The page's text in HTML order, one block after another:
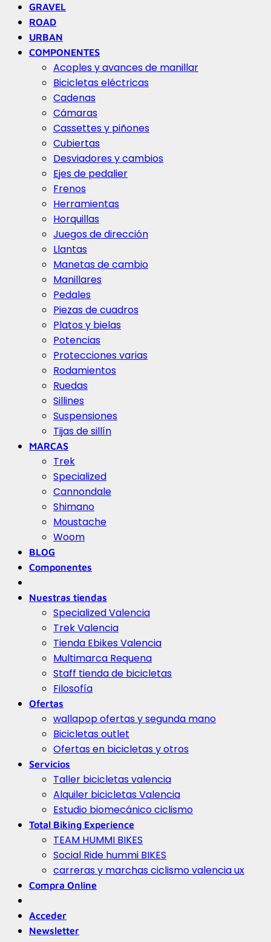
GRAVEL
ROAD
URBAN
COMPONENTES
Acoples y avances de manillar
Bicicletas eléctricas
Cadenas
Cámaras
Cassettes y piñones
Cubiertas
Desviadores y cambios
Ejes de pedalier
Frenos
Herramientas
Horquillas
Juegos de dirección
Llantas
Manetas de cambio
Manillares
Pedales
Piezas de cuadros
Platos y bielas
Potencias
Protecciones varias
Rodamientos
Ruedas
Sillines
Suspensiones
Tijas de sillín
MARCAS
Trek
Specialized
Cannondale
Shimano
Moustache
Woom
BLOG
Componentes
Nuestras tiendas
Specialized Valencia
Trek Valencia
Tienda Ebikes Valencia
Multimarca Requena
Staff tienda de bicicletas
Filosofía
Ofertas
wallapop ofertas y segunda mano
Bicicletas outlet
Ofertas en bicicletas y otros
Servicios
Taller bicicletas valencia
Alquiler bicicletas Valencia
Estudio biomecánico ciclismo
Total Biking Experience
TEAM HUMMI BIKES
Social Ride hummi BIKES
carreras y marchas ciclismo valencia ux
Compra Online
Acceder
Newsletter